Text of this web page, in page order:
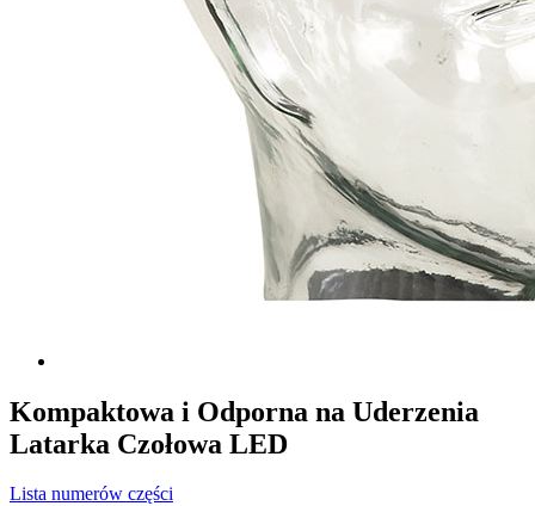
Kompaktowa i Odporna na Uderzenia
Latarka Czołowa LED
Lista numerów części